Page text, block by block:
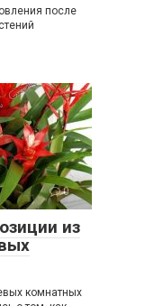
после
0
из
комнатных